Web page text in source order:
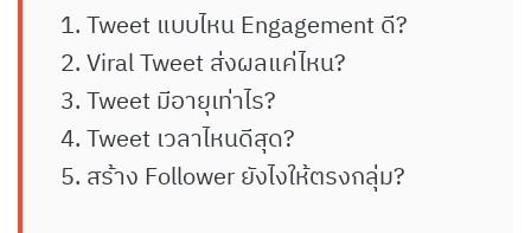
1. Tweet แบบไหน Engagement ดี?
2. Viral Tweet ส่งผลแค่ไหน?
3. Tweet มีอายุเท่าไร?
4. Tweet เวลาไหนดีสุด?
5. สร้าง Follower ยังไงให้ตรงกลุ่ม?